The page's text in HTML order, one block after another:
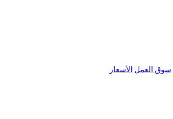
سوق العمل الأسعار